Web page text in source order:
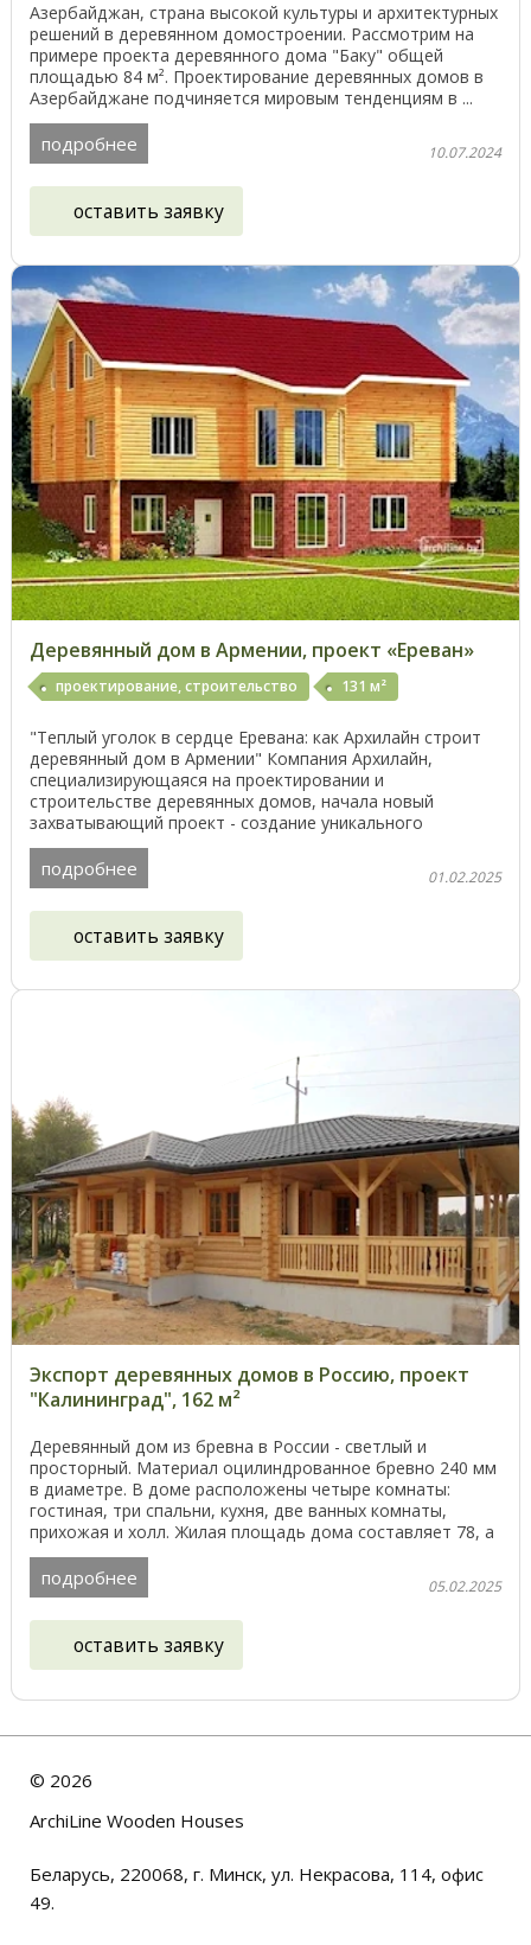
Азербайджан, страна высокой культуры и архитектурных
решений в деревянном домостроении. Рассмотрим на
примере проекта деревянного дома "Баку" общей
площадью 84 м². Проектирование деревянных домов в
Азербайджане подчиняется мировым тенденциям в ...
подробнее 10.07.2024
оставить заявку
Деревянный дом в Армении, проект «Ереван»
проектирование, строительство 131 м²
"Теплый уголок в сердце Еревана: как Архилайн строит
деревянный дом в Армении" Компания Архилайн,
специализирующаяся на проектировании и
строительстве деревянных домов, начала новый
захватывающий проект - создание уникального
деревянного дома в ...
подробнее 01.02.2025
оставить заявку
Экспорт деревянных домов в Россию, проект
"Калининград", 162 м²
Деревянный дом из бревна в России - светлый и
просторный. Материал оцилиндрованное бревно 240 мм
в диаметре. В доме расположены четыре комнаты:
гостиная, три спальни, кухня, две ванных комнаты,
прихожая и холл. Жилая площадь дома составляет 78, а
...
подробнее 05.02.2025
оставить заявку
© 2026
ArchiLine Wooden Houses
Беларусь, 220068, г. Минск, ул. Некрасова, 114, офис
49.